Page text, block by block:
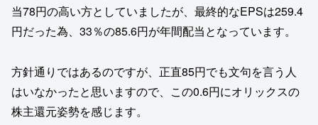
当78円の高い方としていましたが、最終的なEPSは259.4
円だった為、33％の85.6円が年間配当となっています。
方針通りではあるのですが、正直85円でも文句を言う人
はいなかったと思いますので、この0.6円にオリックスの
株主還元姿勢を感じます。